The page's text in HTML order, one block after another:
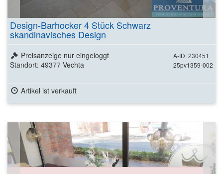
Design-Barhocker 4 Stück Schwarz
skandinavisches Design
A-ID: 230451
25pv1359-002
Preisanzeige nur eingeloggt
Standort: 49377 Vechta
Artikel ist verkauft